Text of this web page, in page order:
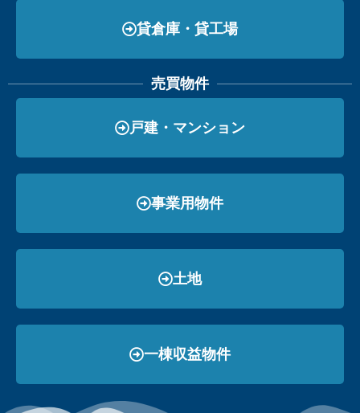
貸倉庫・貸工場
売買物件
戸建・マンション
事業用物件
土地
一棟収益物件